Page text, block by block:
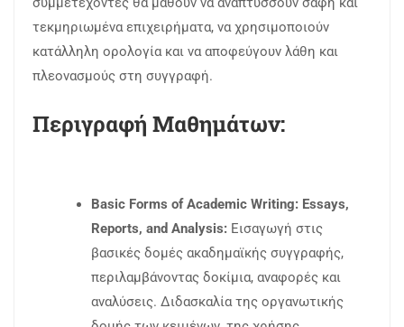
τεκμηριωμένα επιχειρήματα, να χρησιμοποιούν
κατάλληλη ορολογία και να αποφεύγουν λάθη και
πλεονασμούς στη συγγραφή.
Περιγραφή Μαθημάτων:
Basic Forms of Academic Writing: Essays,
Reports, and Analysis: Εισαγωγή στις
βασικές δομές ακαδημαϊκής συγγραφής,
περιλαμβάνοντας δοκίμια, αναφορές και
αναλύσεις. Διδασκαλία της οργανωτικής